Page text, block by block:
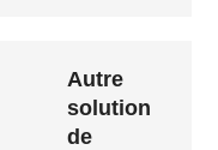
Autre
solution
de